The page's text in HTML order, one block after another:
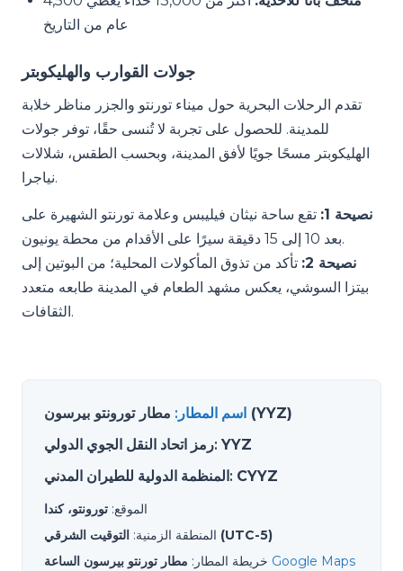
عام من التاريخ
جولات القوارب والهليكوبتر
تقدم الرحلات البحرية حول ميناء تورنتو والجزر مناظر خلابة
للمدينة. للحصول على تجربة لا تُنسى حقًا، توفر جولات
الهليكوبتر مسحًا جويًا لأفق المدينة، وبحسب الطقس، شلالات
نياجرا.
نصيحة 1:
تقع ساحة نيثان فيليبس وعلامة تورنتو الشهيرة على
بعد 10 إلى 15 دقيقة سيرًا على الأقدام من محطة يونيون.
نصيحة 2:
تأكد من تذوق المأكولات المحلية؛ من البوتين إلى
بيتزا السوشي، يعكس مشهد الطعام في المدينة طابعه متعدد
الثقافات.
اسم المطار :
مطار تورونتو بيرسون (YYZ)
رمز اتحاد النقل الجوي الدولي: YYZ
المنظمة الدولية للطيران المدني: CYYZ
الموقع: تورونتو، كندا
المنطقة الزمنية:
التوقيت الشرقي (UTC-5)
خريطة المطار : مطار تورنتو بيرسون الساعة Google Maps